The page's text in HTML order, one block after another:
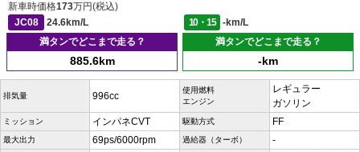
新車時価格173万円(税込)
JC08
24.6km/L 10・15
-km/L
満タンでどこまで走る？
885.6km
満タンでどこまで走る？
-km
排気量 996cc
使用燃料
エンジン
レギュラー
ガソリン
ミッション インパネCVT 駆動方式 FF
最大出力 69ps/6000rpm 過給器（ターボ） -